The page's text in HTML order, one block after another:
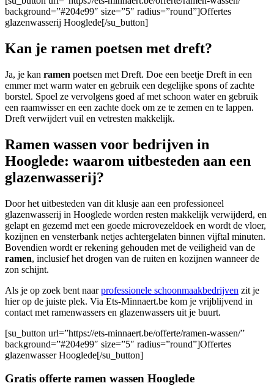
background=”#204e99″ size=”5″ radius=”round”]Offertes
glazenwasserij Hooglede[/su_button]
Kan je ramen poetsen met dreft?
Ja, je kan ramen poetsen met Dreft. Doe een beetje Dreft in een
emmer met warm water en gebruik een degelijke spons of zachte
borstel. Spoel ze vervolgens goed af met schoon water en gebruik
een raamwisser en een zachte doek om ze te zemen en te lappen.
Dreft verwijdert vuil en vetresten makkelijk.
Ramen wassen voor bedrijven in
Hooglede: waarom uitbesteden aan een
glazenwasserij?
Door het uitbesteden van dit klusje aan een professioneel
glazenwasserij in Hooglede worden resten makkelijk verwijderd, en
gelapt en gezemd met een goede microvezeldoek en wordt de vloer,
kozijnen en vensterbank netjes achtergelaten binnen vijftal minuten.
Bovendien wordt er rekening gehouden met de veiligheid van de
ramen, inclusief het drogen van de ruiten en kozijnen wanneer de
zon schijnt.
Als je op zoek bent naarprofessionele schoonmaakbedrijven zit je
hier op de juiste plek. Via Ets-Minnaert.be kom je vrijblijvend in
contact met ramenwassers en glazenwassers uit je buurt.
[su_button url=”https://ets-minnaert.be/offerte/ramen-wassen/”
background=”#204e99″ size=”5″ radius=”round”]Offertes
glazenwasser Hooglede[/su_button]
Gratis offerte ramen wassen Hooglede